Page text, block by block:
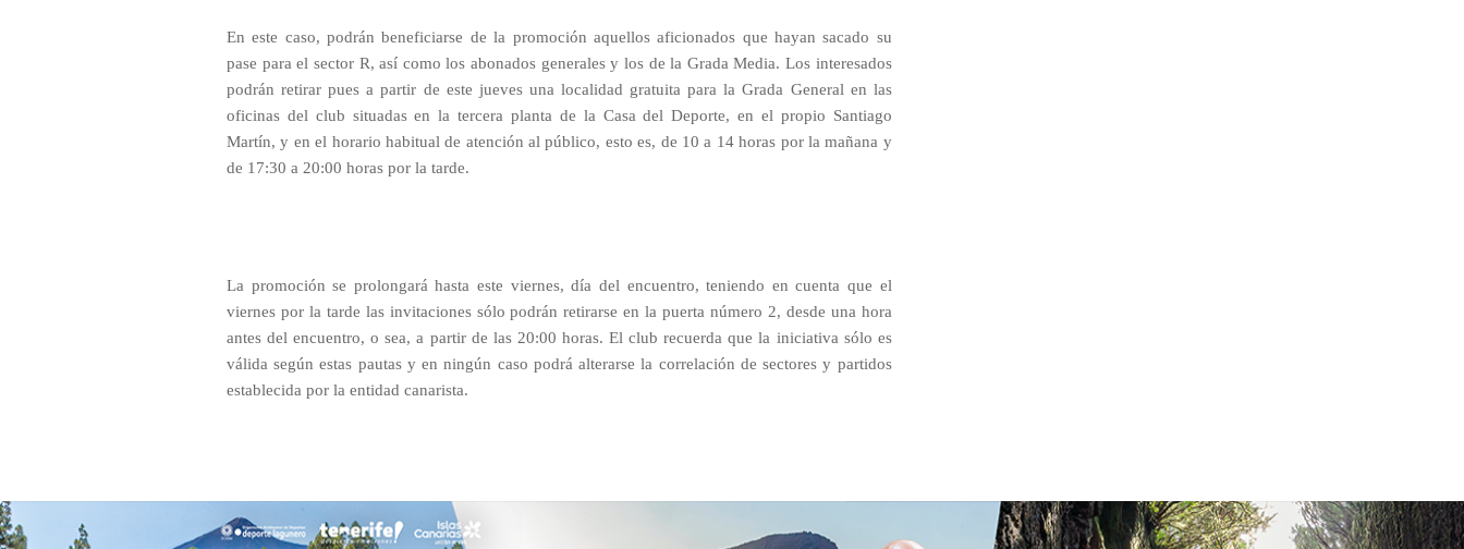
En este caso, podrán beneficiarse de la promoción aquellos aficionados que hayan sacado su
pase para el sector R, así como los abonados generales y los de la Grada Media. Los interesados
podrán retirar pues a partir de este jueves una localidad gratuita para la Grada General en las
oficinas del club situadas en la tercera planta de la Casa del Deporte, en el propio Santiago
Martín, y en el horario habitual de atención al público, esto es, de 10 a 14 horas por la mañana y
de 17:30 a 20:00 horas por la tarde.
La promoción se prolongará hasta este viernes, día del encuentro, teniendo en cuenta que el
viernes por la tarde las invitaciones sólo podrán retirarse en la puerta número 2, desde una hora
antes del encuentro, o sea, a partir de las 20:00 horas. El club recuerda que la iniciativa sólo es
válida según estas pautas y en ningún caso podrá alterarse la correlación de sectores y partidos
establecida por la entidad canarista.